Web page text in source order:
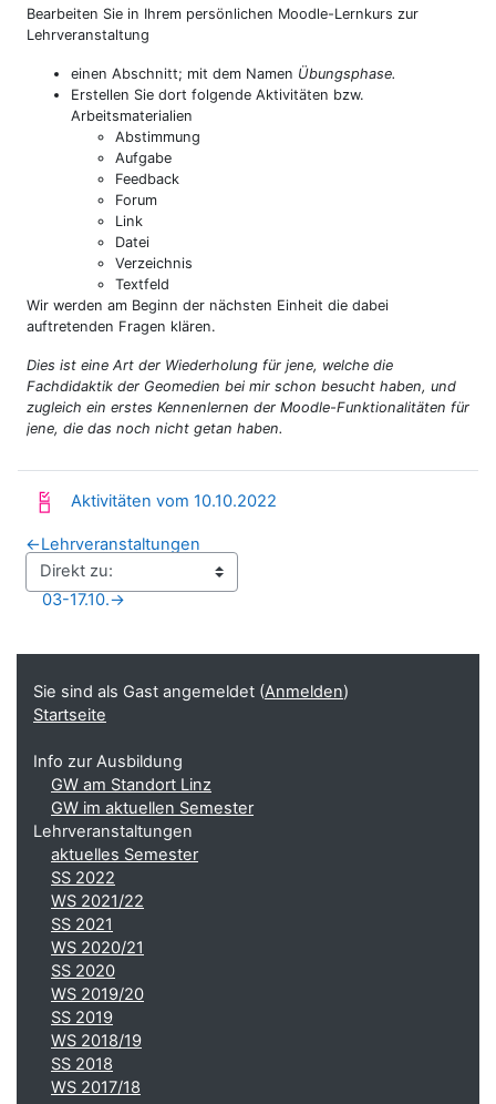
Bearbeiten Sie in Ihrem persönlichen Moodle-Lernkurs zur
Lehrveranstaltung
einen Abschnitt; mit dem Namen Übungsphase.
Erstellen Sie dort folgende Aktivitäten bzw.
Arbeitsmaterialien
Abstimmung
Aufgabe
Feedback
Forum
Link
Datei
Verzeichnis
Textfeld
Wir werden am Beginn der nächsten Einheit die dabei
auftretenden Fragen klären.
Dies ist eine Art der Wiederholung für jene, welche die
Fachdidaktik der Geomedien bei mir schon besucht haben, und
zugleich ein erstes Kennenlernen der Moodle-Funktionalitäten für
jene, die das noch nicht getan haben.
Aktivitäten vom 10.10.2022
←Lehrveranstaltungen
→
03-17.10.
Ergänzungsblöcke
Sie sind als Gast angemeldet (Anmelden)
Startseite
Info zur Ausbildung
GW am Standort Linz
GW im aktuellen Semester
Lehrveranstaltungen
aktuelles Semester
SS 2022
WS 2021/22
SS 2021
WS 2020/21
SS 2020
WS 2019/20
SS 2019
WS 2018/19
SS 2018
WS 2017/18